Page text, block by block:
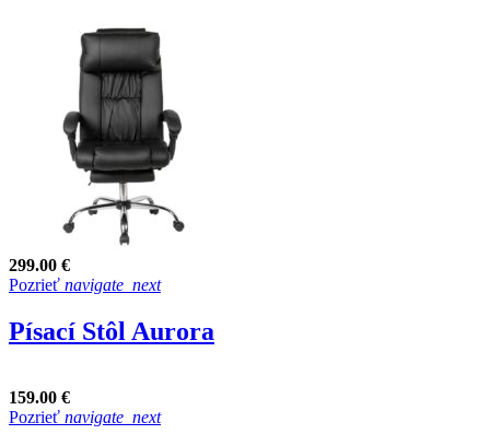
299.00 €
Pozrieť navigate_next
Písací Stôl Aurora
159.00 €
Pozrieť navigate_next